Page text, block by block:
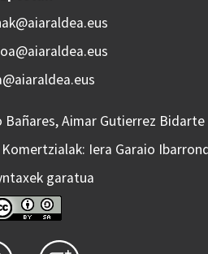
Aimar Gutierrez
Iera Garaio
garatua